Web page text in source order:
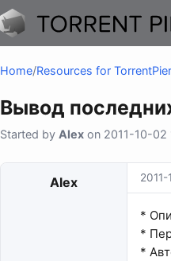
Home/Resources for TorrentPier
Вывод
Started by Alex on 2011-10-02
Alex
*
*
*